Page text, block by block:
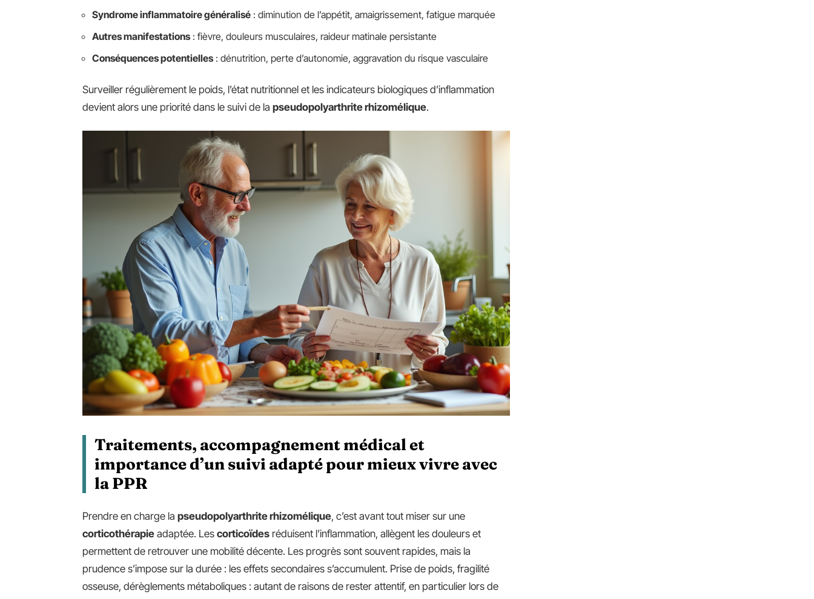
Syndrome inflammatoire généralisé : diminution de l’appétit, amaigrissement, fatigue marquée
Autres manifestations : fièvre, douleurs musculaires, raideur matinale persistante
Conséquences potentielles : dénutrition, perte d’autonomie, aggravation du risque vasculaire
Surveiller régulièrement le poids, l’état nutritionnel et les indicateurs biologiques d’inflammation
devient alors une priorité dans le suivi de la pseudopolyarthrite rhizomélique.
Traitements, accompagnement médical et
importance d’un suivi adapté pour mieux vivre avec
la PPR
Prendre en charge la pseudopolyarthrite rhizomélique, c’est avant tout miser sur une
corticothérapie adaptée. Les corticoïdes réduisent l’inflammation, allègent les douleurs et
permettent de retrouver une mobilité décente. Les progrès sont souvent rapides, mais la
prudence s’impose sur la durée : les effets secondaires s’accumulent. Prise de poids, fragilité
osseuse, dérèglements métaboliques : autant de raisons de rester attentif, en particulier lors de